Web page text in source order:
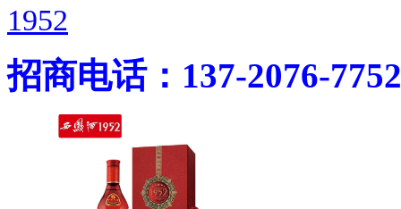
1952
招商电话：137-2076-7752